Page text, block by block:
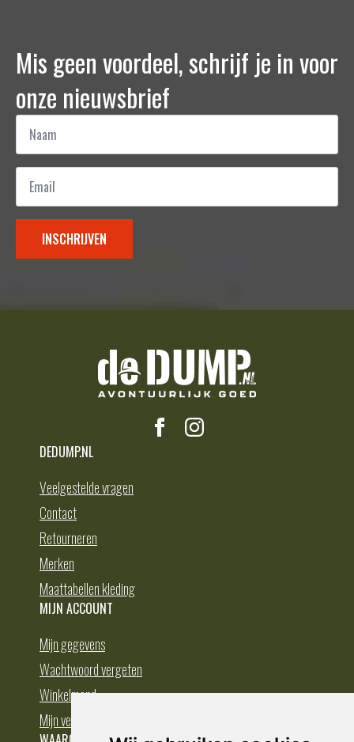
Mis geen voordeel, schrijf je in voor
onze nieuwsbrief
Naam
Email
INSCHRIJVEN
DEDUMP.NL
Veelgestelde vragen
Contact
Retourneren
Merken
Maattabellen kleding
MIJN ACCOUNT
Mijn gegevens
Wachtwoord vergeten
Winkelmand
Mijn verlanglijst